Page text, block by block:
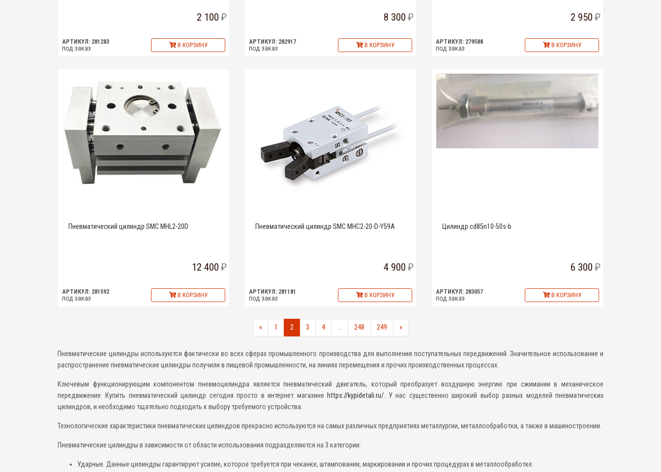
2 100
АРТИКУЛ: 281283
под заказ В КОРЗИНУ
8 300
АРТИКУЛ: 282917
под заказ В КОРЗИНУ
2 950
АРТИКУЛ: 279588
под заказ В КОРЗИНУ
Пневматический цилиндр SMC MHL2-20D
12 400
АРТИКУЛ: 281592
под заказ В КОРЗИНУ
Пневматический цилиндр SMC MHC2-20-D-Y59A
4 900
АРТИКУЛ: 281181
под заказ В КОРЗИНУ
Цилиндр cd85n10-50s-b
6 300
АРТИКУЛ: 283057
под заказ В КОРЗИНУ
« 1 2 3 4 ... 248 249 »
Пневматические цилиндры используются фактически во всех сферах промышленного производства для выполнения поступательных передвижений. Значительное использование и
распространение пневматические цилиндры получили в пищевой промышленности, на линиях перемещения и прочих производственных процессах.
Ключевым функционирующим компонентом пневмоцилиндра является пневматический двигатель, который преобразует воздушную энергию при сжимании в механическое
передвижение. Купить пневматический цилиндр сегодня просто в интернет магазине https://kypidetali.ru/. У нас существенно широкий выбор разных моделей пневматических
цилиндров, и необходимо тщательно подходить к выбору требуемого устройства.
Технологические характеристики пневматических цилиндров прекрасно используются на самых различных предприятиях металлургии, металлообработки, а также в машиностроении.
Пневматические цилиндры в зависимости от области использования подразделяются на 3 категории:
Ударные. Данные цилиндры гарантируют усилие, которое требуется при чеканке, штамповании, маркировании и прочих процедурах в металлообработке.